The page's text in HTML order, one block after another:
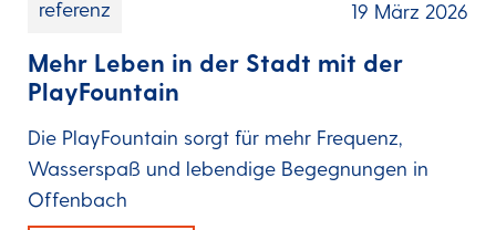
referenz 19 März 2026
Mehr Leben in der Stadt mit der
PlayFountain
Die PlayFountain sorgt für mehr Frequenz,
Wasserspaß und lebendige Begegnungen in
Offenbach